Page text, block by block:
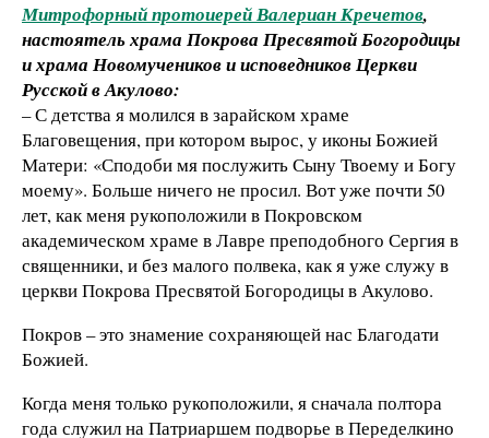
Митрофорный протоиерей Валериан Кречетов,
настоятель храма Покрова Пресвятой Богородицы
и храма Новомучеников и исповедников Церкви
Русской в Акулово:
– С детства я молился в зарайском храме
Благовещения, при котором вырос, у иконы Божией
Матери: «Сподоби мя послужить Сыну Твоему и Богу
моему». Больше ничего не просил. Вот уже почти 50
лет, как меня рукоположили в Покровском
академическом храме в Лавре преподобного Сергия в
священники, и без малого полвека, как я уже служу в
церкви Покрова Пресвятой Богородицы в Акулово.
Покров – это знамение сохраняющей нас Благодати
Божией.
Когда меня только рукоположили, я сначала полтора
года служил на Патриаршем подворье в Переделкино